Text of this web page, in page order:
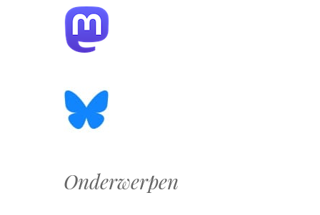
Onderwerpen